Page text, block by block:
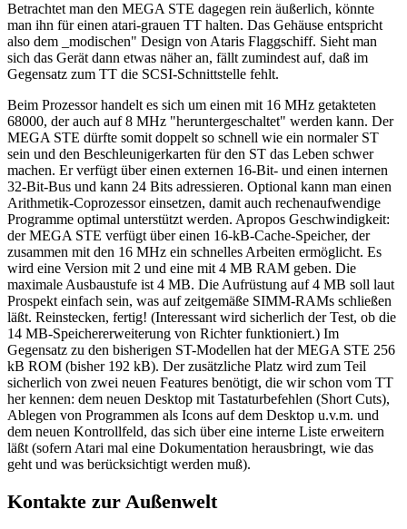
Betrachtet man den MEGA STE dagegen rein äußerlich, könnte
man ihn für einen atari-grauen TT halten. Das Gehäuse entspricht
also dem _modischen" Design von Ataris Flaggschiff. Sieht man
sich das Gerät dann etwas näher an, fällt zumindest auf, daß im
Gegensatz zum TT die SCSI-Schnittstelle fehlt.
Beim Prozessor handelt es sich um einen mit 16 MHz getakteten
68000, der auch auf 8 MHz "heruntergeschaltet" werden kann. Der
MEGA STE dürfte somit doppelt so schnell wie ein normaler ST
sein und den Beschleunigerkarten für den ST das Leben schwer
machen. Er verfügt über einen externen 16-Bit- und einen internen
32-Bit-Bus und kann 24 Bits adressieren. Optional kann man einen
Arithmetik-Coprozessor einsetzen, damit auch rechenaufwendige
Programme optimal unterstützt werden. Apropos Geschwindigkeit:
der MEGA STE verfügt über einen 16-kB-Cache-Speicher, der
zusammen mit den 16 MHz ein schnelles Arbeiten ermöglicht. Es
wird eine Version mit 2 und eine mit 4 MB RAM geben. Die
maximale Ausbaustufe ist 4 MB. Die Aufrüstung auf 4 MB soll laut
Prospekt einfach sein, was auf zeitgemäße SIMM-RAMs schließen
läßt. Reinstecken, fertig! (Interessant wird sicherlich der Test, ob die
14 MB-Speichererweiterung von Richter funktioniert.) Im
Gegensatz zu den bisherigen ST-Modellen hat der MEGA STE 256
kB ROM (bisher 192 kB). Der zusätzliche Platz wird zum Teil
sicherlich von zwei neuen Features benötigt, die wir schon vom TT
her kennen: dem neuen Desktop mit Tastaturbefehlen (Short Cuts),
Ablegen von Programmen als Icons auf dem Desktop u.v.m. und
dem neuen Kontrollfeld, das sich über eine interne Liste erweitern
läßt (sofern Atari mal eine Dokumentation herausbringt, wie das
geht und was berücksichtigt werden muß).
Kontakte zur Außenwelt